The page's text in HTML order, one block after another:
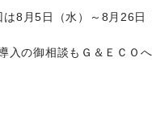
8月5日（水）～8月26日
入の御相談もＧ＆ＥＣＯ